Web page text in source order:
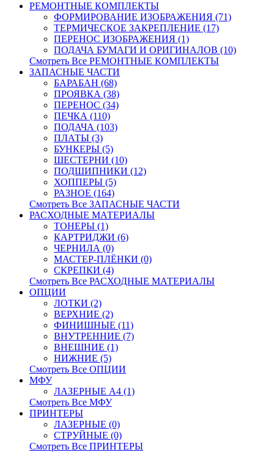
РЕМОНТНЫЕ КОМПЛЕКТЫ
ФОРМИРОВАНИЕ ИЗОБРАЖЕНИЯ (71)
ТЕРМИЧЕСКОЕ ЗАКРЕПЛЕНИЕ (17)
ПЕРЕНОС ИЗОБРАЖЕНИЯ (1)
ПОДАЧА БУМАГИ И ОРИГИНАЛОВ (10)
Смотреть Все РЕМОНТНЫЕ КОМПЛЕКТЫ
ЗАПАСНЫЕ ЧАСТИ
БАРАБАН (68)
ПРОЯВКА (38)
ПЕРЕНОС (34)
ПЕЧКА (110)
ПОДАЧА (103)
ПЛАТЫ (3)
БУНКЕРЫ (5)
ШЕСТЕРНИ (10)
ПОДШИПНИКИ (12)
ХОППЕРЫ (5)
РАЗНОЕ (164)
Смотреть Все ЗАПАСНЫЕ ЧАСТИ
РАСХОДНЫЕ МАТЕРИАЛЫ
ТОНЕРЫ (1)
КАРТРИДЖИ (6)
ЧЕРНИЛА (0)
МАСТЕР-ПЛЁНКИ (0)
СКРЕПКИ (4)
Смотреть Все РАСХОДНЫЕ МАТЕРИАЛЫ
ОПЦИИ
ЛОТКИ (2)
ВЕРХНИЕ (2)
ФИНИШНЫЕ (11)
ВНУТРЕННИЕ (7)
ВНЕШНИЕ (1)
НИЖНИЕ (5)
Смотреть Все ОПЦИИ
МФУ
ЛАЗЕРНЫЕ A4 (1)
Смотреть Все МФУ
ПРИНТЕРЫ
ЛАЗЕРНЫЕ (0)
СТРУЙНЫЕ (0)
Смотреть Все ПРИНТЕРЫ